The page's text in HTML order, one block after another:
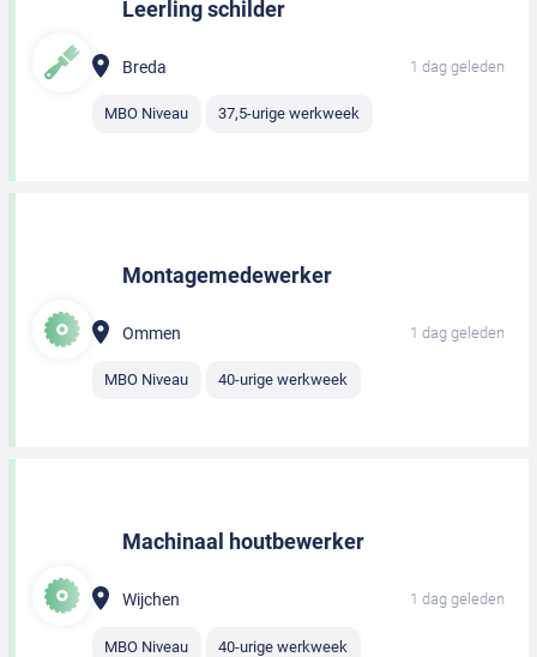
Leerling schilder
Breda 1 dag geleden
MBO Niveau 37,5-urige werkweek
Montagemedewerker
Ommen 1 dag geleden
MBO Niveau 40-urige werkweek
Machinaal houtbewerker
Wijchen 1 dag geleden
MBO Niveau 40-urige werkweek